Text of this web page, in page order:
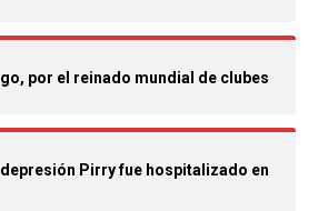
por el reinado mundial de clubes
Pirry fue hospitalizado en